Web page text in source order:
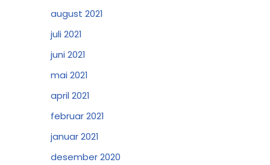
august 2021
juli 2021
juni 2021
mai 2021
april 2021
februar 2021
januar 2021
desember 2020